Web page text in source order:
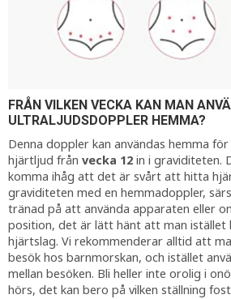
FRÅN VILKEN VECKA KAN MAN
ULTRALJUDSDOPPLER HEMMA?
Denna doppler kan användas hemma
hjärtljud från vecka 12 in i graviditeten.
komma ihåg att det är svårt att hitta
graviditeten med en hemmadoppler,
tränad på att använda apparaten eller
position, det är lätt hänt att man istället
hjärtslag. Vi rekommenderar alltid att
besök hos barnmorskan, och istället
mellan besöken. Bli heller inte orolig i
hörs, det kan bero på vilken ställning